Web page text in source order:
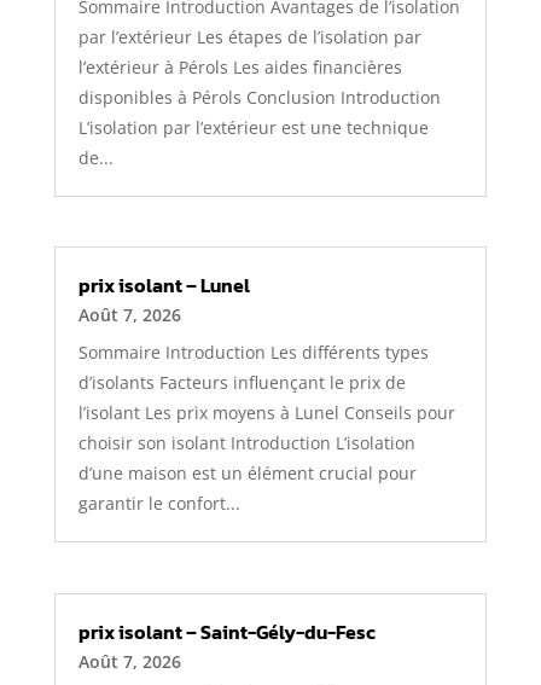
Sommaire Introduction Avantages de l’isolation
par l’extérieur Les étapes de l’isolation par
l’extérieur à Pérols Les aides financières
disponibles à Pérols Conclusion Introduction
L’isolation par l’extérieur est une technique
de...
prix isolant – Lunel
Août 7, 2026
Sommaire Introduction Les différents types
d’isolants Facteurs influençant le prix de
l’isolant Les prix moyens à Lunel Conseils pour
choisir son isolant Introduction L’isolation
d’une maison est un élément crucial pour
garantir le confort...
prix isolant – Saint-Gély-du-Fesc
Août 7, 2026